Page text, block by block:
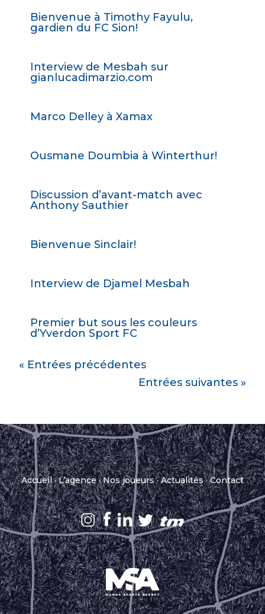
Bienvenue à Timothy Fayulu,
gardien du FC Sion!
Interview de Mesbah sur
gianlucadimarzio.com
Marco Delley à Xamax
Ousmane Doumbia à Winterthur!
Discussion d’avant-match avec
Anthony Sauthier
Bienvenue Sinclair!
Interview de Djamel Mesbah
Premier but sous les couleurs
d’Yverdon Sport FC
« Entrées précédentes
Entrées suivantes »
Accueil·L’agence·Nos joueurs·Actualités·Contact
.